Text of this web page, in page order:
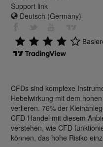
Support link
Deutsch (Germany)
CFDs sind komplexe
Hebelwirkung mit dem
verlieren. 76% der
CFD-Handel mit diesem
verstehen, wie CFD
können, das hohe Risiko